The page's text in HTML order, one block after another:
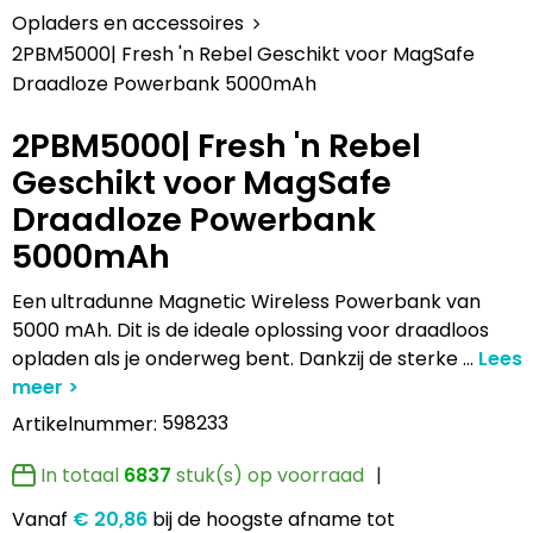
Lampen en Gereedschap
Levensmiddelen
Paraplu's
Persoonlijke verzorging
Reisbenodigdheden
Sleutelhangers en Lanyards
Snoepgoed
Spellen voor binnen en buiten
Sport
Draagtassen
Duffeltassen
Fietstassen
Golftassen
Heuptassen
Jute tassen
Katoenen draagtassen
Kledingtassen
Koeltassen en Koelboxen
Multifunctionele pennen
Accessoires voor pennen
Kinderschrijfwaren
Pennen in unieke vormen
Gadgetpennen
Hemden bedrukken
Jassen bedrukken
Kledingaccessoires
Ondergoed, Sokken en Nachtkleding
Petten, Hoeden en Mutsen
Peuters en Baby's
Polo's bedrukken
Regenkleding
Schoenen
USB Stekkers
MP3's
Selfie sticks
Powerbanks
Telefoonstandaards en accessoires
Computer- en Laptopaccessoires
Zonne energie opladers
Tabletstandaards en accessoires
Speakers en Speakeraccessoires
Pennen etui's
Pennenhouders
Portemonnees
Post, Pen en Geschenkverpakkingen
Stickers
Visitekaart- en Pashouders
Whiteboards en flipcharts
Hoteltextiel
Jassen
Kledingaccessoires
Ondergoed en Sokken
Overalls
Overhemden
Polo's
Reflecterende polo's
Reflecterende vesten
Clique
Cutter & Buck
Elevate
James Harvest
Journalbooks
Mepal
Moleskine
Motorola
MyKit
Opladers en accessoires
2PBM5000| Fresh 'n Rebel Geschikt voor MagSafe
Draadloze Powerbank 5000mAh
2PBM5000| Fresh 'n Rebel
Geschikt voor MagSafe
Draadloze Powerbank
5000mAh
Een ultradunne Magnetic Wireless Powerbank van
5000 mAh. Dit is de ideale oplossing voor draadloos
opladen als je onderweg bent. Dankzij de sterke...
Artikelnummer: 598233
In totaal 6837 stuk(s) op voorraad
Vanaf € 20,86 bij de hoogste afnametot